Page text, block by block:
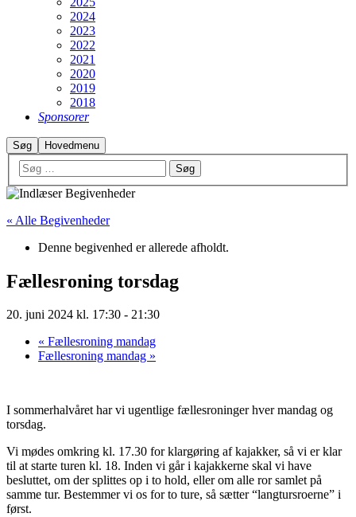
2024
2023
2022
2021
2020
2019
2018
Sponsorer
Søg Hovedmenu
« Alle Begivenheder
Denne begivenhed er allerede afholdt.
Fællesroning torsdag
20. juni 2024 kl. 17:30 - 21:30
« Fællesroning mandag
Fællesroning mandag »
I sommerhalvåret har vi ugentlige fællesroninger hver mandag og
torsdag.
Vi mødes omkring kl. 17.30 for klargøring af kajakker, så vi er klar
til at starte turen kl. 18. Inden vi går i kajakkerne skal vi have
besluttet, om der splittes op i to hold, eller om alle ror samlet på
samme tur. Bestemmer vi os for to ture, så sætter “langtursroerne” i
først.